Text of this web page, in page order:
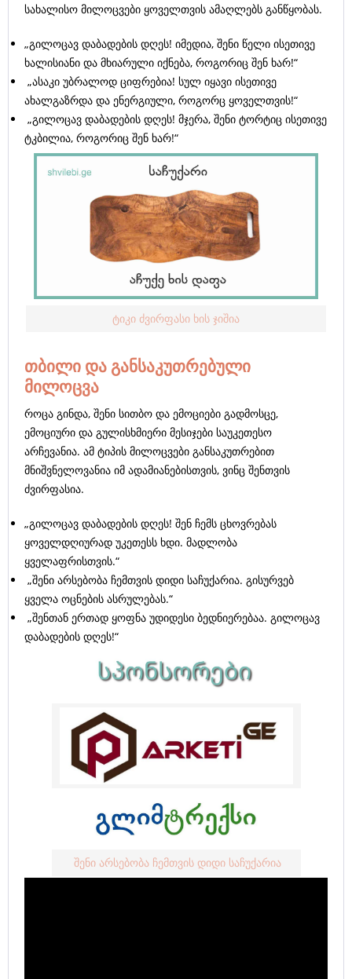
სახალისო მილოცვები ყოველთვის ამაღლებს განწყობას.
„გილოცავ დაბადების დღეს! იმედია, შენი წელი ისეთივე
ხალისიანი და მხიარული იქნება, როგორიც შენ ხარ!“
„ასაკი უბრალოდ ციფრებია! სულ იყავი ისეთივე
ახალგაზრდა და ენერგიული, როგორც ყოველთვის!“
„გილოცავ დაბადების დღეს! მჯერა, შენი ტორტიც ისეთივე
ტკბილია, როგორიც შენ ხარ!“
ტიკი ძვირფასი ხის ჯიშია
თბილი და განსაკუთრებული
მილოცვა
როცა გინდა, შენი სითბო და ემოციები გადმოსცე,
ემოციური და გულისხმიერი მესიჯები საუკეთესო
არჩევანია. ამ ტიპის მილოცვები განსაკუთრებით
მნიშვნელოვანია იმ ადამიანებისთვის, ვინც შენთვის
ძვირფასია.
„გილოცავ დაბადების დღეს! შენ ჩემს ცხოვრებას
ყოველდღიურად უკეთესს ხდი. მადლობა
ყველაფრისთვის.“
„შენი არსებობა ჩემთვის დიდი საჩუქარია. გისურვებ
ყველა ოცნების ასრულებას.“
„შენთან ერთად ყოფნა უდიდესი ბედნიერებაა. გილოცავ
დაბადების დღეს!“
შენი არსებობა ჩემთვის დიდი საჩუქარია